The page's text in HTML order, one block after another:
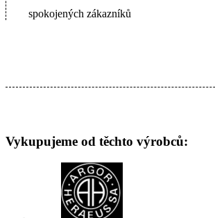
spokojených zákazníků
Vykupujeme od těchto výrobců: